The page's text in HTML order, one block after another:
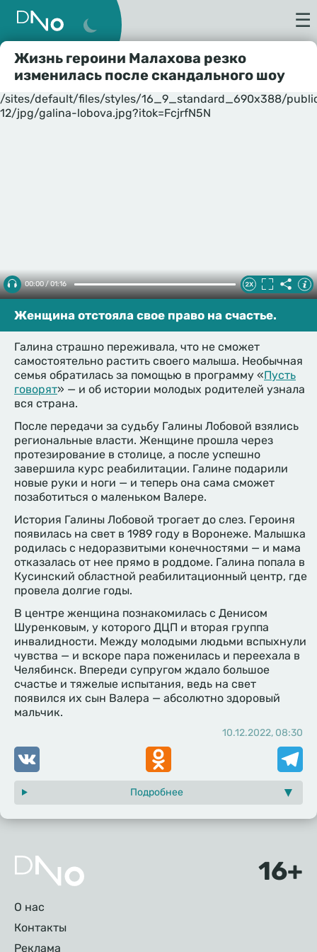
☰
Жизнь героини Малахова резко
изменилась после скандального шоу
/sites/default/files/styles/16_9_standard_690x388/
12/jpg/galina-lobova.jpg?itok=FcjrfN5N
00:00 / 01:16
Женщина отстояла свое право на счастье.
Галина страшно переживала, что не сможет
самостоятельно растить своего малыша. Необычная
семья обратилась за помощью в программу «Пусть
говорят» — и об истории молодых родителей узнала
вся страна.
После передачи за судьбу Галины Лобовой взялись
региональные власти. Женщине прошла через
протезирование в столице, а после успешно
завершила курс реабилитации. Галине подарили
новые руки и ноги — и теперь она сама сможет
позаботиться о маленьком Валере.
История Галины Лобовой трогает до слез. Героиня
появилась на свет в 1989 году в Воронеже. Малышка
родилась с недоразвитыми конечностями — и мама
отказалась от нее прямо в роддоме. Галина попала в
Кусинский областной реабилитационный центр, где
провела долгие годы.
В центре женщина познакомилась с Денисом
Шуренковым, у которого ДЦП и вторая группа
инвалидности. Между молодыми людьми вспыхнули
чувства — и вскоре пара поженилась и переехала в
Челябинск. Впереди супругом ждало большое
счастье и тяжелые испытания, ведь на свет
появился их сын Валера — абсолютно здоровый
мальчик.
10.12.2022, 08:30
VK Odnoklassniki
Подробнее
Подвал
О нас
Контакты
Реклама